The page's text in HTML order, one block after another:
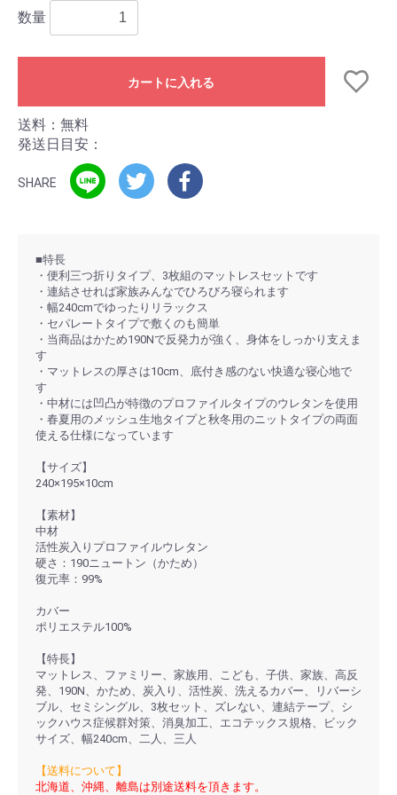
数量
カートに入れる
送料：無料
発送日目安：
SHARE
■特長
・便利三つ折りタイプ、3枚組のマットレスセットです
・連結させれば家族みんなでひろびろ寝られます
・幅240cmでゆったりリラックス
・セパレートタイプで敷くのも簡単
・当商品はかため190Nで反発力が強く、身体をしっかり支えま
す
・マットレスの厚さは10cm、底付き感のない快適な寝心地で
す
・中材には凹凸が特徴のプロファイルタイプのウレタンを使用
・春夏用のメッシュ生地タイプと秋冬用のニットタイプの両面
使える仕様になっています
【サイズ】
240×195×10cm
【素材】
中材
活性炭入りプロファイルウレタン
硬さ：190ニュートン（かため）
復元率：99%
カバー
ポリエステル100%
【特長】
マットレス、ファミリー、家族用、こども、子供、家族、高反
発、190N、かため、炭入り、活性炭、洗えるカバー、リバーシ
ブル、セミシングル、3枚セット、ズレない、連結テープ、シ
ックハウス症候群対策、消臭加工、エコテックス規格、ビック
サイズ、幅240cm、二人、三人
【送料について】
北海道、沖縄、離島は別途送料を頂きます。